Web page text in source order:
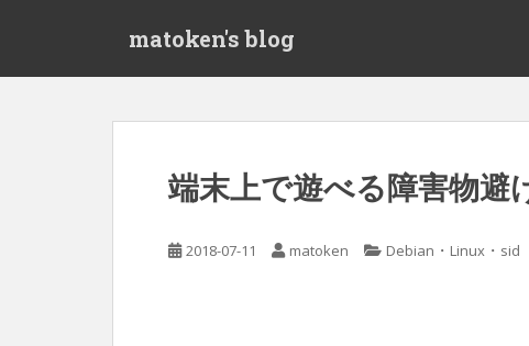
matoken's blog
端末上で遊べる障害物
2018-07-11 matoken Debian ・ Linux ・ sid